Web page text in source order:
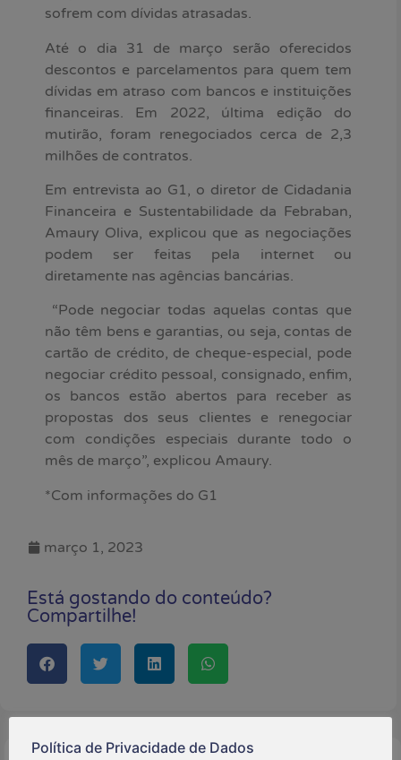
sofrem com dívidas atrasadas.
Até o dia 31 de março serão oferecidos
descontos e parcelamentos para quem tem
dívidas em atraso com bancos e instituições
financeiras. Em 2022, última edição do
mutirão, foram renegociados cerca de 2,3
milhões de contratos.
Em entrevista ao G1, o diretor de Cidadania
Financeira e Sustentabilidade da Febraban,
Amaury Oliva, explicou que as negociações
podem ser feitas pela internet ou
diretamente nas agências bancárias.
“Pode negociar todas aquelas contas que
não têm bens e garantias, ou seja, contas de
cartão de crédito, de cheque-especial, pode
negociar crédito pessoal, consignado, enfim,
os bancos estão abertos para receber as
propostas dos seus clientes e renegociar
com condições especiais durante todo o
mês de março”, explicou Amaury.
*Com informações do G1
março 1, 2023
Está gostando do conteúdo?
Compartilhe!
Política de Privacidade de Dados